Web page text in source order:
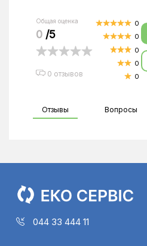
Общая оценка
0 /5
0 отзывов
0
0
0
0
0
Отзывы Вопросы
044 33 444 11